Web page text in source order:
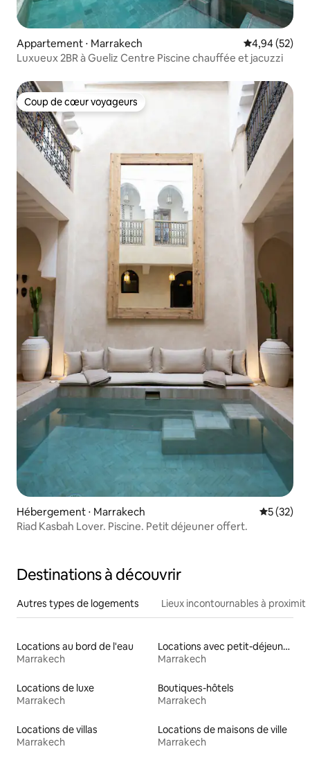
Appartement ⋅ Marrakech Évaluation
4,94 (52)
Luxueux 2BR à Gueliz Centre Piscine chauffée et jacuzzi
Coup de cœur voyageurs
Coup de cœur voyageurs
Hébergement ⋅ Marrakech
5 (32)
Riad Kasbah Lover. Piscine. Petit déjeuner offert.
Destinations à découvrir
Autres types de logements Lieux incontournables à
Locations au bord de l'eau
Marrakech
Locations avec petit-déjeuner
Marrakech
Locations de luxe
Marrakech
Boutiques-hôtels
Marrakech
Locations de villas
Marrakech
Locations de maisons de ville
Marrakech